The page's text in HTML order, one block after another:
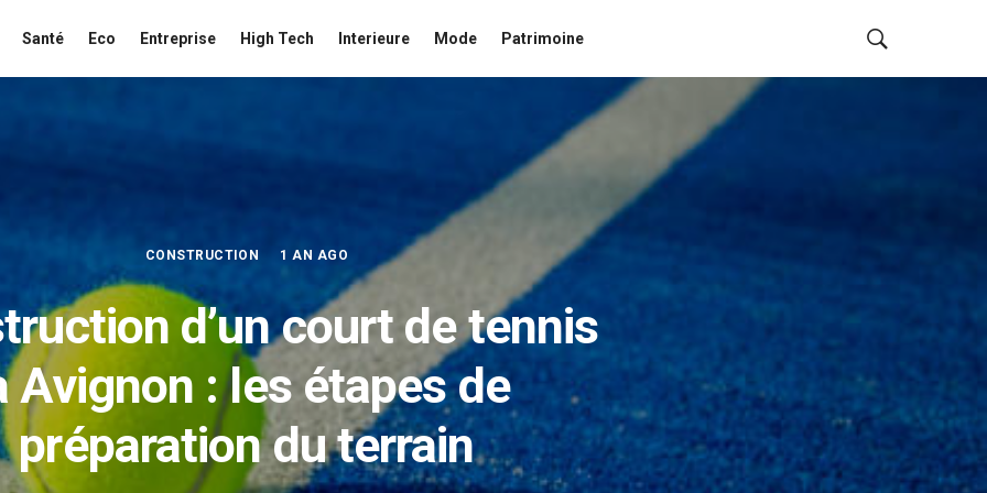
Santé Eco Entreprise High Tech Interieure Mode Patrimoine
CONSTRUCTION 1 AN AGO
d’un court de tennis
Avignon : les étapes de
préparation du terrain